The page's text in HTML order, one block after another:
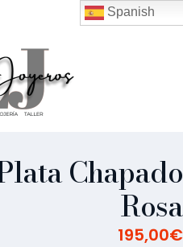
Chapado
Rosa
195,00€
Spanish